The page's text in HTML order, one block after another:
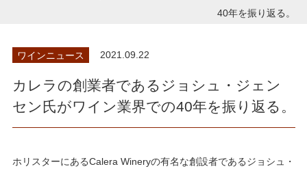
40年を振り返る。
ワインニュース 2021.09.22
カレラの創業者であるジョシュ・ジェン
セン氏がワイン業界での40年を振り返る。
ホリスターにあるCalera Wineryの有名な創設者であるジョシュ・